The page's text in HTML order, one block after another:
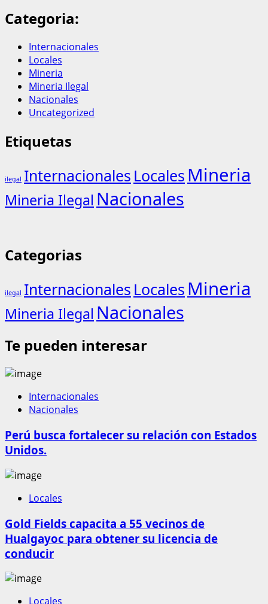
Categoria:
Internacionales
Locales
Mineria
Mineria Ilegal
Nacionales
Uncategorized
Etiquetas
ilegal Internacionales Locales Mineria
Mineria Ilegal Nacionales
Categorias
ilegal Internacionales Locales Mineria
Mineria Ilegal Nacionales
Te pueden interesar
Internacionales
Nacionales
Perú busca fortalecer su relación con Estados
Unidos.
Locales
Gold Fields capacita a 55 vecinos de
Hualgayoc para obtener su licencia de
conducir
Locales